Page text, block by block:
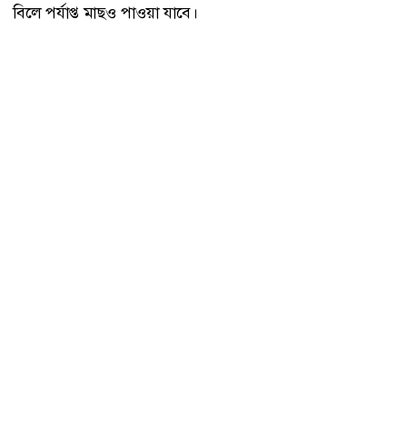
বিলে পর্যাপ্ত মাছও পাওয়া যাবে।